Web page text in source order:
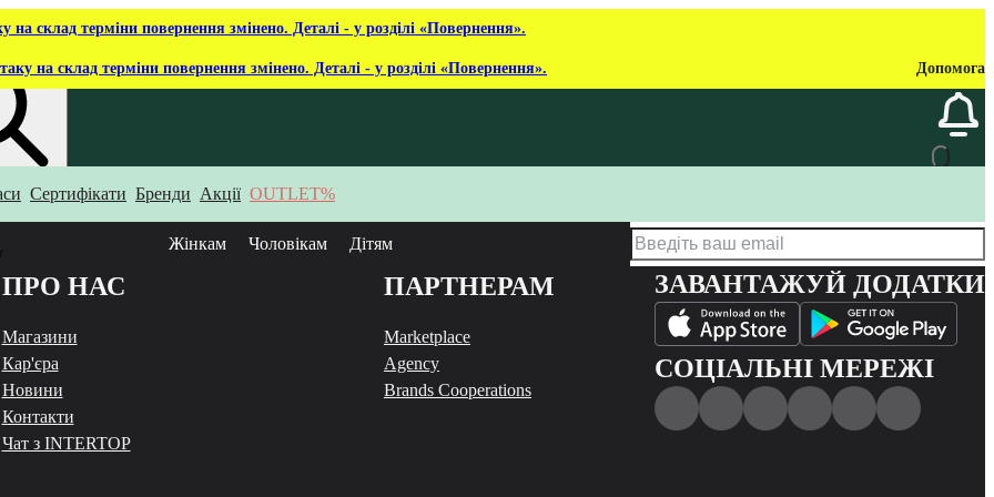
на склад терміни повернення змінено. Деталі - у розділі «Повернення».
на склад терміни повернення змінено. Деталі - у розділі «Повернення». Допомога
Сертифікати Бренди Акції OUTLET%
Жінкам Чоловікам Дітям
ПРО НАС
Магазини
Кар'єра
Новини
Контакти
Чат з INTERTOP
ПАРТНЕРАМ
Marketplace
Agency
Brands Cooperations
ЗАВАНТАЖУЙ ДОДАТКИ
СОЦІАЛЬНІ МЕРЕЖІ